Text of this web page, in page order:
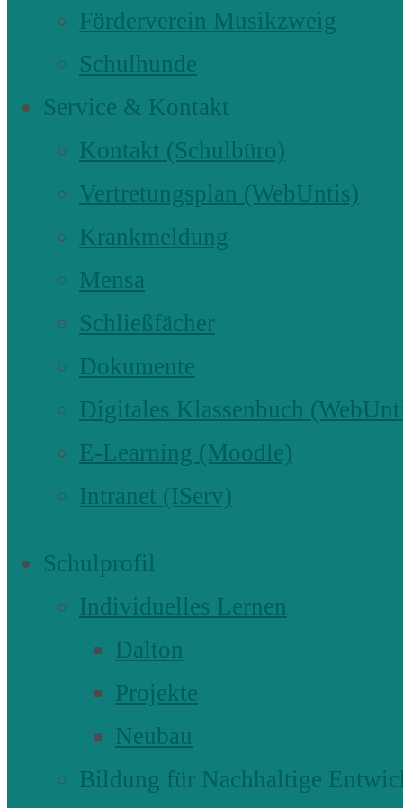
Förderverein Musikzweig
Schulhunde
Service & Kontakt
Kontakt (Schulbüro)
Vertretungsplan (WebUntis)
Krankmeldung
Mensa
Schließfächer
Dokumente
Digitales Klassenbuch
E-Learning (Moodle)
Intranet (IServ)
Schulprofil
Individuelles Lernen
Dalton
Projekte
Neubau
Bildung für Nachhaltige